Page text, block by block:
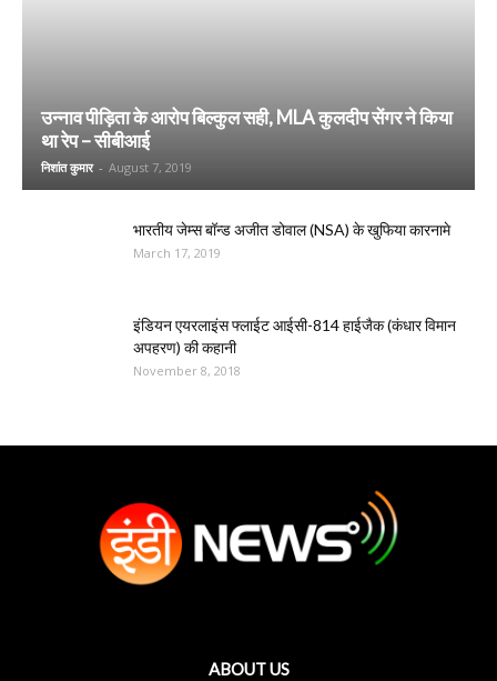
उन्नाव पीड़िता के आरोप बिल्कुल सही, MLA कुलदीप सेंगर ने किया
था रेप – सीबीआई
निशांत कुमार - August 7, 2019
भारतीय जेम्स बॉन्ड अजीत डोवाल (NSA) के खुफिया कारनामे
March 17, 2019
इंडियन एयरलाइंस फ्लाईट आईसी-814 हाईजैक (कंधार विमान
अपहरण) की कहानी
November 8, 2018
ABOUT US